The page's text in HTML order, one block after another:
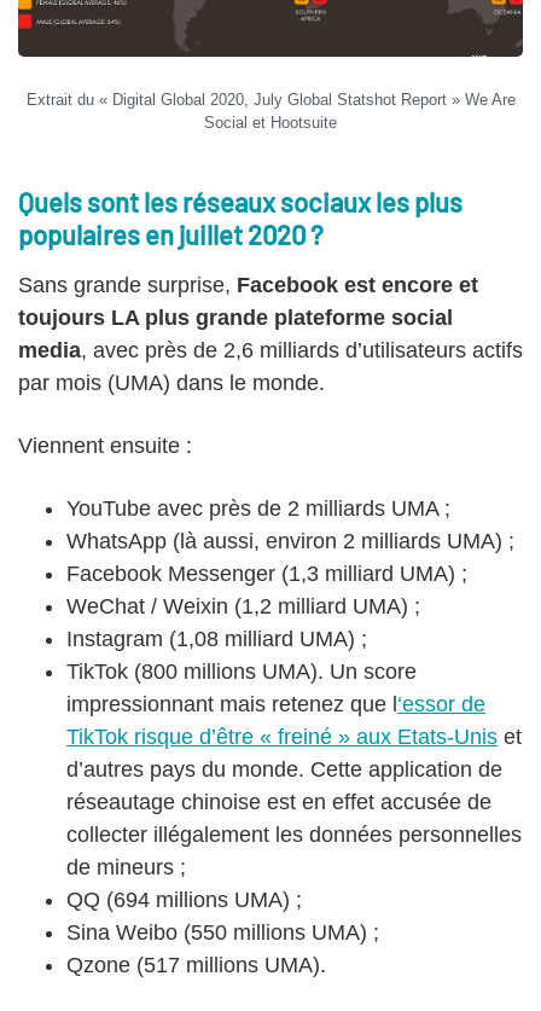
Extrait du « Digital Global 2020, July Global Statshot Report » We Are
Social et Hootsuite
Quels sont les réseaux sociaux les plus
populaires en juillet 2020 ?
Sans grande surprise, Facebook est encore et
toujours LA plus grande plateforme social
media, avec près de 2,6 milliards d’utilisateurs actifs
par mois (UMA) dans le monde.
Viennent ensuite :
YouTube avec près de 2 milliards UMA ;
WhatsApp (là aussi, environ 2 milliards UMA) ;
Facebook Messenger (1,3 milliard UMA) ;
WeChat / Weixin (1,2 milliard UMA) ;
Instagram (1,08 milliard UMA) ;
TikTok (800 millions UMA). Un score
impressionnant mais retenez que l‘essor de
TikTok risque d’être « freiné » aux Etats-Unis et
d’autres pays du monde. Cette application de
réseautage chinoise est en effet accusée de
collecter illégalement les données personnelles
de mineurs ;
QQ (694 millions UMA) ;
Sina Weibo (550 millions UMA) ;
Qzone (517 millions UMA).